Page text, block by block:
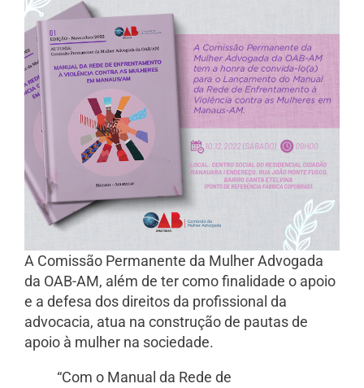
A Comissão Permanente da Mulher Advogada
da OAB-AM, além de ter como finalidade o apoio
e a defesa dos direitos da profissional da
advocacia, atua na construção de pautas de
apoio à mulher na sociedade.
“Com o Manual da Rede de